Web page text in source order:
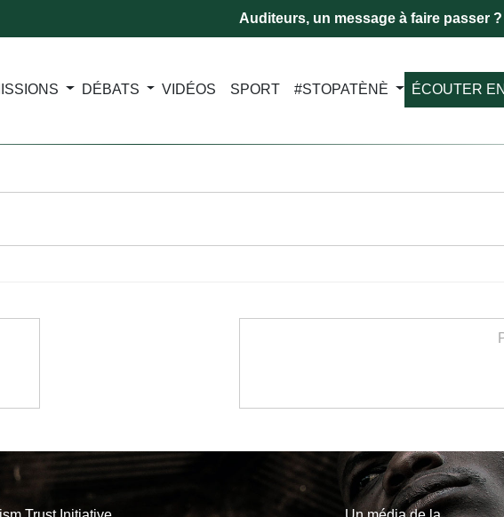
Auditeurs, un message à faire passer ?
DÉBATS VIDÉOS SPORT #STOPATÈNÈ ÉCOUTER